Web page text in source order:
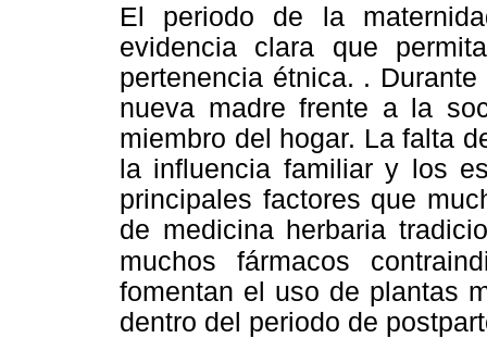
El periodo de la
evidencia clara que
pertenencia étnica. .
nueva madre frente a la
miembro del hogar. La falta
la influencia familiar y los
principales factores que
de medicina herbaria
muchos fármacos
fomentan el uso de plantas
dentro del periodo de